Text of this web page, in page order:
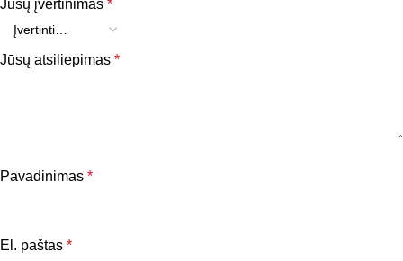
Jūsų įvertinimas *
Jūsų atsiliepimas *
Pavadinimas *
El. paštas *